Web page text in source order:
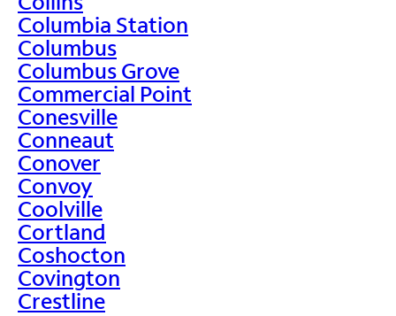
Columbia Station
Columbus
Columbus Grove
Commercial Point
Conesville
Conneaut
Conover
Convoy
Coolville
Cortland
Coshocton
Covington
Crestline